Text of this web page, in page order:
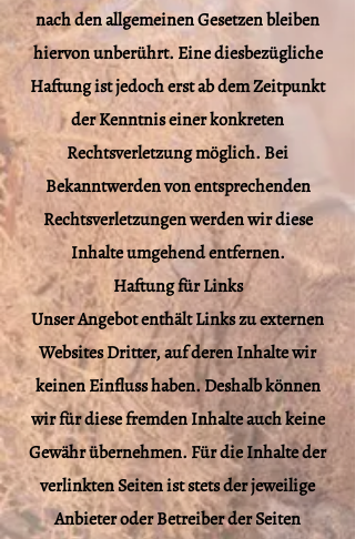
nach den allgemeinen Gesetzen bleiben
hiervon unberührt. Eine diesbezügliche
Haftung ist jedoch erst ab dem Zeitpunkt
der Kenntnis einer konkreten
Rechtsverletzung möglich. Bei
Bekanntwerden von entsprechenden
Rechtsverletzungen werden wir diese
Inhalte umgehend entfernen.
Haftung für Links
Unser Angebot enthält Links zu externen
Websites Dritter, auf deren Inhalte wir
keinen Einfluss haben. Deshalb können
wir für diese fremden Inhalte auch keine
Gewähr übernehmen. Für die Inhalte der
verlinkten Seiten ist stets der jeweilige
Anbieter oder Betreiber der Seiten